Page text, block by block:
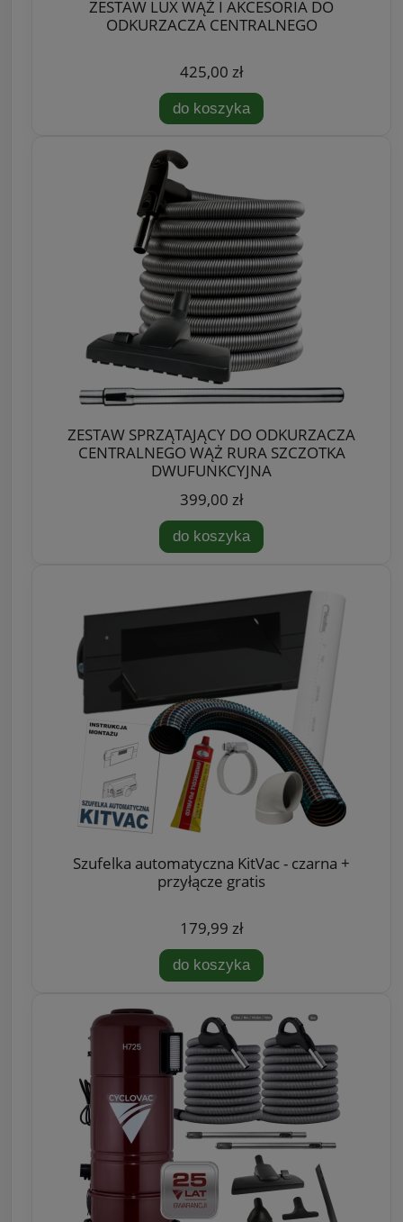
ZESTAW LUX WĄŻ I AKCESORIA DO
ODKURZACZA CENTRALNEGO
425,00 zł
do koszyka
ZESTAW SPRZĄTAJĄCY DO ODKURZACZA
CENTRALNEGO WĄŻ RURA SZCZOTKA
DWUFUNKCYJNA
399,00 zł
do koszyka
Szufelka automatyczna KitVac - czarna +
przyłącze gratis
179,99 zł
do koszyka